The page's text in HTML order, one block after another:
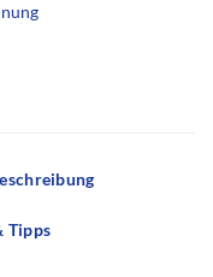
Tipps